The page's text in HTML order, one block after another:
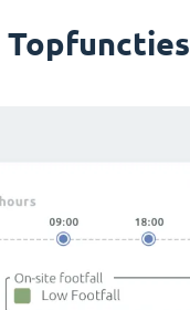
Topfuncties